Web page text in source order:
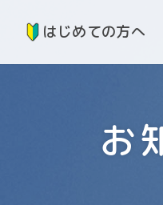
はじめての方へ
お